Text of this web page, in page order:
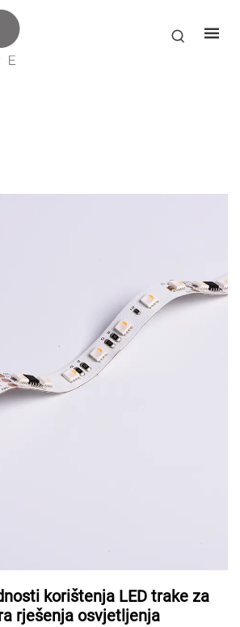
korištenja LED trake za
rješenja osvjetljenja